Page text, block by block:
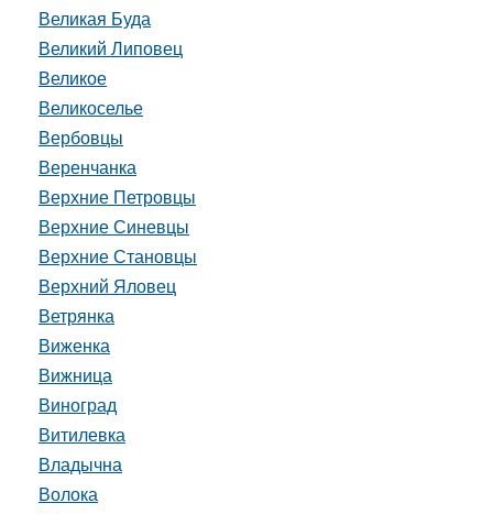
Великая Буда
Великий Липовец
Великое
Великоселье
Вербовцы
Веренчанка
Верхние Петровцы
Верхние Синевцы
Верхние Становцы
Верхний Яловец
Ветрянка
Виженка
Вижница
Виноград
Витилевка
Владычна
Волока